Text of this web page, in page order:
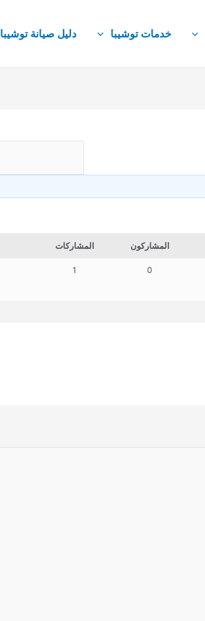
خدمات توشيبا دليل صيانة توشيبا
المشاركون المشاركات
0
1